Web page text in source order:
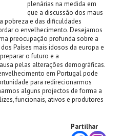
plenárias na medida em
que a discussão dos maus
pobreza e das dificuldades
o envelhecimento. Desejamos
preocupação profunda sobre a
Países mais idosos da europa e
o futuro e a
pelas alterações demográficas.
em Portugal pode
para redirecionarmos
alguns projectos de forma a
funcionais, ativos e produtores
Partilhar